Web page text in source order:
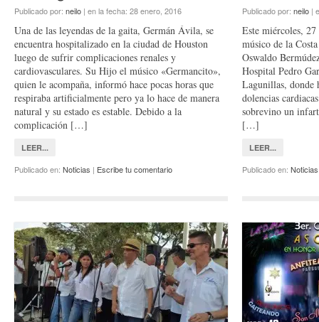
Publicado por: neilo | en la fecha: 28 enero, 2016
Una de las leyendas de la gaita, Germán Ávila, se
encuentra hospitalizado en la ciudad de Houston
luego de sufrir complicaciones renales y
cardiovasculares. Su Hijo el músico «Germancito»,
quien le acompaña, informó hace pocas horas que
respiraba artificialmente pero ya lo hace de manera
natural y su estado es estable. Debido a la
complicación […]
LEER...
Publicado en: Noticias | Escribe tu comentario
Publicado por: neilo |
Este miércoles,
músico de la
Oswaldo
Hospital Pedro
Lagunillas, donde
dolencias
sobrevino un
[…]
LEER...
Publicado en: Noticias